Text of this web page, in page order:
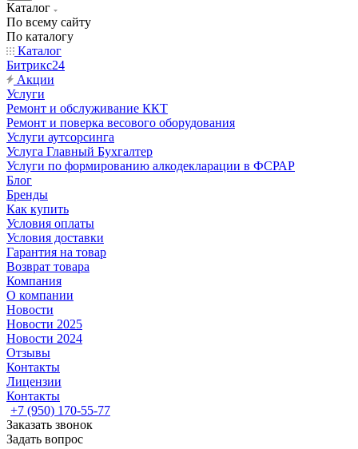
Каталог
По всему сайту
По каталогу
Каталог
Битрикс24
Акции
Услуги
Ремонт и обслуживание ККТ
Ремонт и поверка весового оборудования
Услуги аутсорсинга
Услуга Главный Бухгалтер
Услуги по формированию алкодекларации в ФСРАР
Блог
Бренды
Как купить
Условия оплаты
Условия доставки
Гарантия на товар
Возврат товара
Компания
О компании
Новости
Новости 2025
Новости 2024
Отзывы
Контакты
Лицензии
Контакты
+7 (950) 170-55-77
Заказать звонок
Задать вопрос